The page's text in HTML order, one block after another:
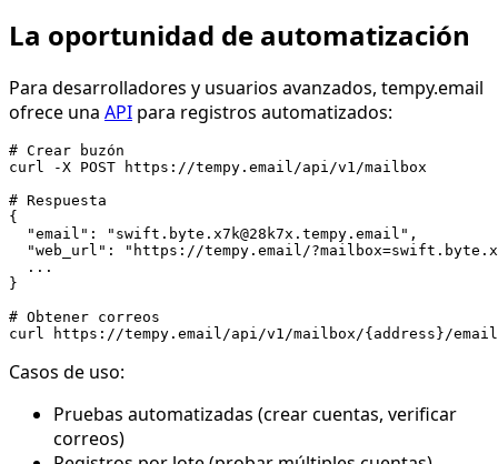
La oportunidad de automatización
Para desarrolladores y usuarios avanzados, tempy.email
ofrece una API para registros automatizados:
# Crear buzón
curl -X POST https://tempy.email/api/v1/mailbox
# Respuesta
{
  "email": "swift.byte.x7k@28k7x.tempy.email",
"web_url": "https://tempy.email/
  ...
}
# Obtener correos
Casos de uso:
Pruebas automatizadas (crear cuentas, verificar
correos)